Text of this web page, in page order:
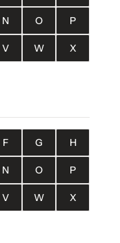
N O P
V W X
F G H
N O P
V W X